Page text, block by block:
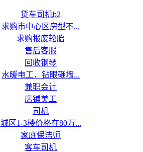
货车司机b2
求购市中心区房型不...
求购报废轮胎
售后客服
回收钢琴
水暖电工，钻眼砸墙...
兼职会计
店铺美工
司机
城区1-3楼价格在80万...
家庭保洁师
客车司机